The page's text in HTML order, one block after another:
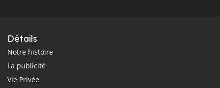
Détails
Notre histoire
La publicité
Vie Privée